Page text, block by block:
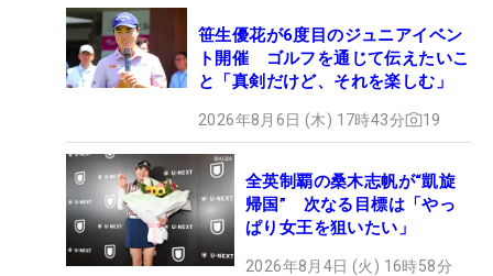
笹生優花が6度目のジュニアイベン
ト開催 ゴルフを通じて伝えたいこ
と「真剣だけど、それを楽しむ」
2026年8月6日 (木) 17時43分 19
全英制覇の桑木志帆が“凱旋
帰国” 次なる目標は「やっ
ぱり女王を狙いたい」
2026年8月4日 (火) 16時58分